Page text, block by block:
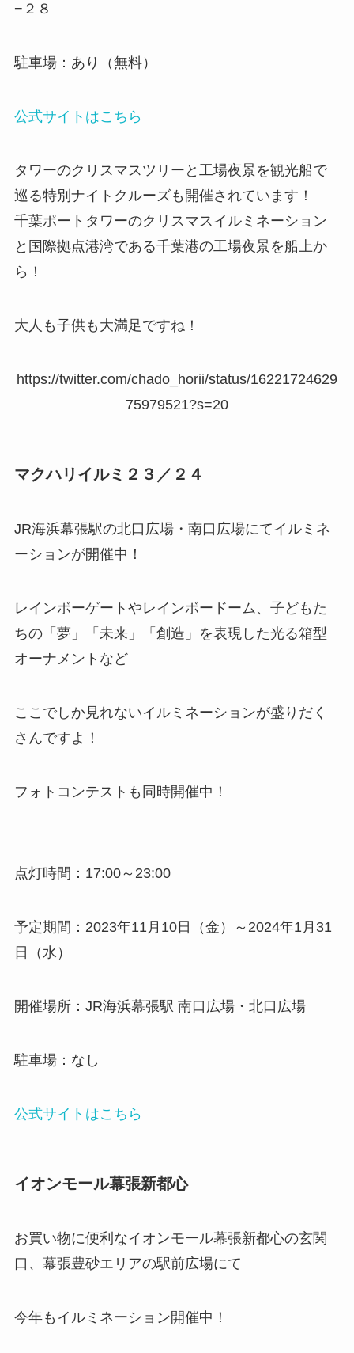
−２８
駐車場：あり（無料）
公式サイトはこちら
タワーのクリスマスツリーと工場夜景を観光船で
巡る特別ナイトクルーズも開催されています！
千葉ポートタワーのクリスマスイルミネーション
と国際拠点港湾である千葉港の工場夜景を船上か
ら！
大人も子供も大満足ですね！
https://twitter.com/chado_horii/status/16221724629
75979521?s=20
マクハリイルミ２３／２４
JR海浜幕張駅の北口広場・南口広場にてイルミネ
ーションが開催中！
レインボーゲートやレインボードーム、子どもた
ちの「夢」「未来」「創造」を表現した光る箱型
オーナメントなど
ここでしか見れないイルミネーションが盛りだく
さんですよ！
フォトコンテストも同時開催中！
点灯時間：17:00～23:00
予定期間：2023年11月10日（金）～2024年1月31
日（水）
開催場所：JR海浜幕張駅 南口広場・北口広場
駐車場：なし
公式サイトはこちら
イオンモール幕張新都心
お買い物に便利なイオンモール幕張新都心の玄関
口、幕張豊砂エリアの駅前広場にて
今年もイルミネーション開催中！